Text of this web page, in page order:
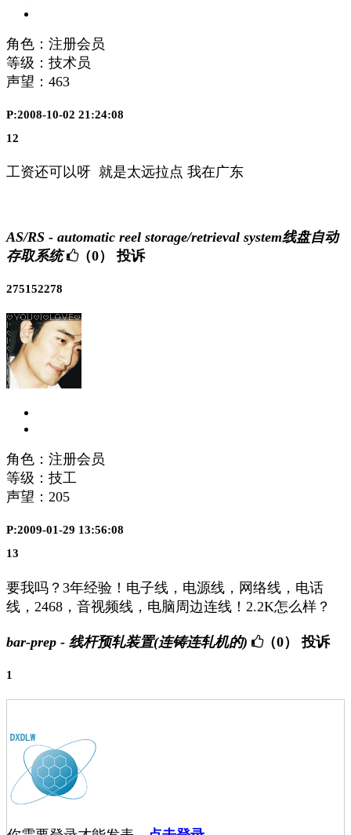
角色：注册会员
等级：技术员
声望： 463
P:2008-10-02 21:24:08
12
工资还可以呀 就是太远拉点 我在广东
AS/RS - automatic reel storage/retrieval system线盘自动
存取系统
（0） 投诉
275152278
角色：注册会员
等级：技工
声望： 205
P:2009-01-29 13:56:08
13
要我吗？3年经验！电子线，电源线，网络线，电话
线，2468，音视频线，电脑周边连线！2.2K怎么样？
bar-prep - 线杆预轧装置(连铸连轧机的) （0） 投诉
1